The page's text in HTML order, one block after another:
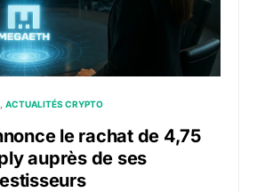
ACTUALITÉS CRYPTO
le rachat de 4,75
auprès de ses